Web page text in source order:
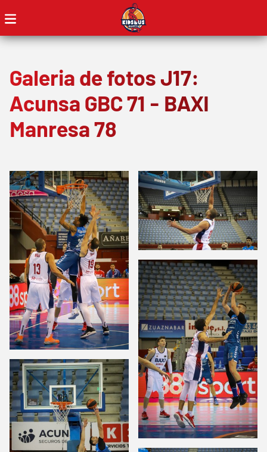
Galeria de fotos J17:
Acunsa GBC 71 - BAXI
Manresa 78